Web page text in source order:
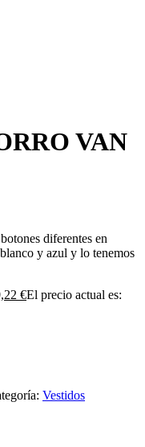
VAN
diferentes en
y azul y lo tenemos
€El precio actual es:
Vestidos